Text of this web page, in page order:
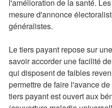
l'amélioration de la santé.
mesure d'annonce
généralistes.
Le tiers payant repose sur
savoir accorder une facilité
qui disposent de faibles
permettre de faire l'avance
tiers payant est ouvert aux